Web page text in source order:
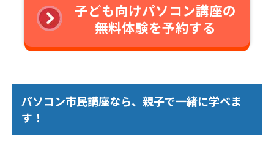
子ども向けパソコン講座の
無料体験を予約する
パソコン市民講座なら、親子で一緒に学べま
す！